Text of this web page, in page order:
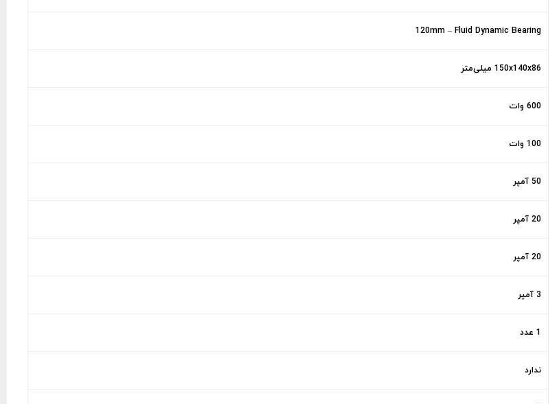
120mm – Fluid Dynamic Bearing
150x140x86 میلی‌متر
600 وات
100 وات
50 آمپر
20 آمپر
20 آمپر
3 آمپر
1 عدد
ندارد